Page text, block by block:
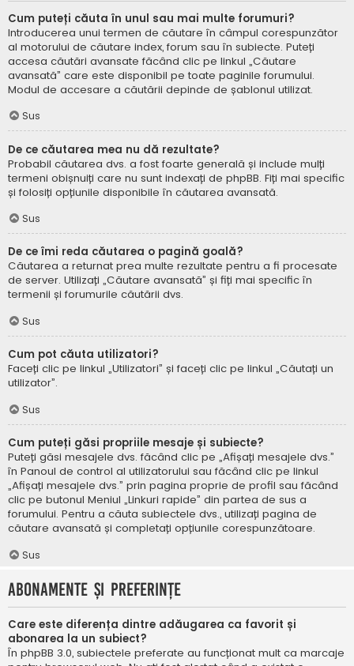
Cum puteți căuta în unul sau mai multe forumuri?
Introducerea unui termen de căutare în câmpul corespunzător
al motorului de căutare index, forum sau în subiecte. Puteți
accesa căutări avansate făcând clic pe linkul „Căutare
avansată” care este disponibil pe toate paginile forumului.
Modul de accesare a căutării depinde de șablonul utilizat.
Sus
De ce căutarea mea nu dă rezultate?
Probabil căutarea dvs. a fost foarte generală și include mulți
termeni obișnuiți care nu sunt indexați de phpBB. Fiți mai specific
și folosiți opțiunile disponibile în căutarea avansată.
Sus
De ce îmi reda căutarea o pagină goală?
Căutarea a returnat prea multe rezultate pentru a fi procesate
de server. Utilizați „Căutare avansată” și fiți mai specific în
termenii și forumurile căutării dvs.
Sus
Cum pot căuta utilizatori?
Faceți clic pe linkul „Utilizatori” și faceți clic pe linkul „Căutați un
utilizator”.
Sus
Cum puteți găsi propriile mesaje și subiecte?
Puteți găsi mesajele dvs. făcând clic pe „Afișați mesajele dvs.”
în Panoul de control al utilizatorului sau făcând clic pe linkul
„Afișați mesajele dvs.” prin pagina proprie de profil sau făcând
clic pe butonul Meniul „Linkuri rapide” din partea de sus a
forumului. Pentru a căuta subiectele dvs., utilizați pagina de
căutare avansată și completați opțiunile corespunzătoare.
Sus
Abonamente și Preferințe
Care este diferența dintre adăugarea ca favorit și
abonarea la un subiect?
În phpBB 3.0, subiectele preferate au funcționat mult ca marcaje